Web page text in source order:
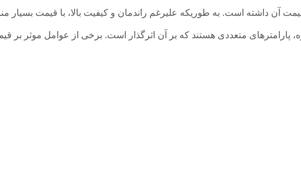
آن داشته است. به طوریکه علیرغم راندمان و کیفیت بالا، با قیمت بسیار
پارامترهای متعددی هستند که بر آن اثرگذار است. برخی از عوامل موثر بر